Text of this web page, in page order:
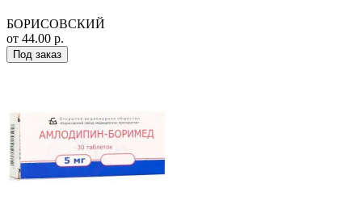
БОРИСОВСКИЙ
от 44.00 р.
Под заказ